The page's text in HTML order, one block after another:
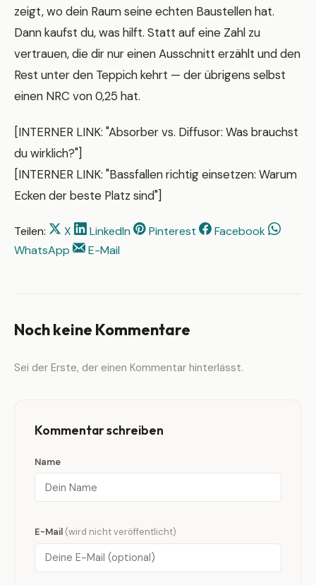
zeigt, wo dein Raum seine echten Baustellen hat.
Dann kaufst du, was hilft. Statt auf eine Zahl zu
vertrauen, die dir nur einen Ausschnitt erzählt und den
Rest unter den Teppich kehrt — der übrigens selbst
einen NRC von 0,25 hat.
[INTERNER LINK: "Absorber vs. Diffusor: Was brauchst
du wirklich?"]
[INTERNER LINK: "Bassfallen richtig einsetzen: Warum
Ecken der beste Platz sind"]
Teilen: X LinkedIn Pinterest
Facebook
WhatsApp
E-Mail
Noch keine Kommentare
Sei der Erste, der einen Kommentar hinterlässt.
Kommentar schreiben
Name
E-Mail (wird nicht veröffentlicht)